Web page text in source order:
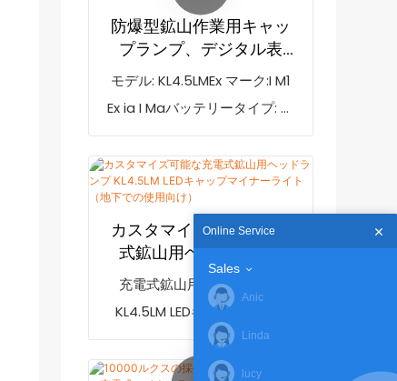
電器付き）の仕様は、お客様の
ニーズに合わせてカスタマイズ
4500ルクス正味重量：180g防
防爆型鉱山作業用キャッ
プランプ、デジタル表
示、IP68防水LED鉱山作
モデル: KL4.5LMEx マーク:I M1
Ex ia I Maバッテリータイプ: リ
IP68認証: ATEX、CE梱包: 20
個/カートン工場 Golden
Future KL4.5LM LED 充電式鉱夫
用ランプコードレス鉱夫用ラン
プは、軽量 215g、携帯サイズ
77*61*55 mm で、安全ヘルメ
ットを着用する鉱夫や建設作業
員に便利です。
カスタマイズ可能な充電
式鉱山用ヘッドランプ
KL4.5LM LEDキャップマ
イナーライト（地下での
使用向け）
充電式鉱山用ヘッドランプ
KL4.5LM LEDキャップライト
（地下用）は、市場の類似製品
と比較して、性能、品質、外観
Online Service
Sales
Anic
Linda
lucy